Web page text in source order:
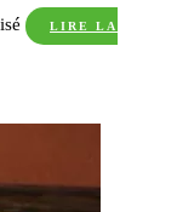
LIRE LA